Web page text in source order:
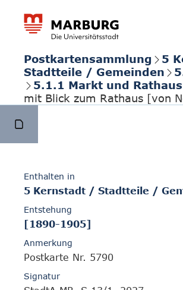
Postkartensammlung
5
Stadtteile / Gemeinden
5.1.1 Markt und Rathaus
mit Blick zum Rathaus [von
Enthalten in
5 Kernstadt / Stadtteile /
Entstehung
[1890-1905]
Anmerkung
Postkarte Nr. 5790
Signatur